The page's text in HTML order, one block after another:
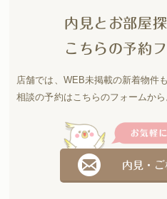
内見とお部屋
こちらの予約
店舗では、WEB未掲載の新着物件
相談の予約はこちらのフォームから
内見・